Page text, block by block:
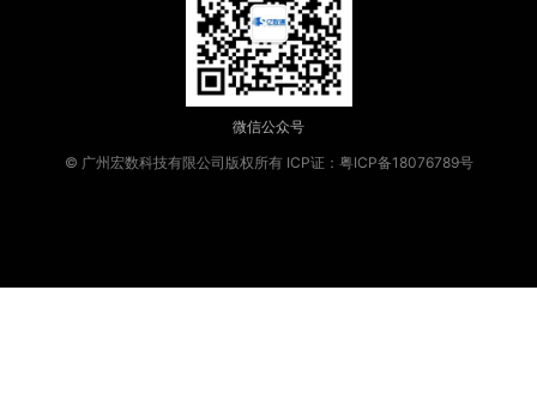
微信公众号
© 广州宏数科技有限公司版权所有 ICP证：粤ICP备18076789号